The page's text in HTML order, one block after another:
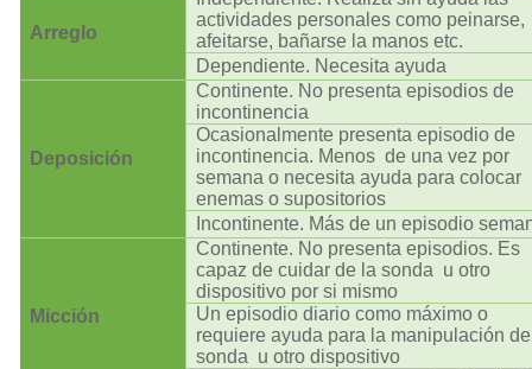
Arreglo
actividades personales como peinarse,
afeitarse, bañarse la manos etc.
Dependiente. Necesita ayuda
Deposición
Continente. No presenta episodios de
incontinencia
Ocasionalmente presenta episodio de
incontinencia. Menos de una vez por
semana o necesita ayuda para colocar
enemas o supositorios
Incontinente. Más de un episodio
Micción
Continente. No presenta episodios. Es
capaz de cuidar de la sonda u otro
dispositivo por si mismo
Un episodio diario como máximo o
requiere ayuda para la manipulación
sonda u otro dispositivo